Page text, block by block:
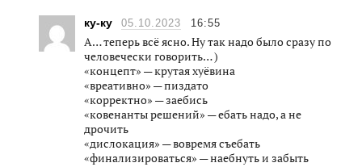
ку-ку 05.10.2023 16:55
А… теперь всё ясно. Ну так надо было сразу по
человечески говорить… )
«концепт» — крутая хуёвина
«вреативно» — пиздато
«корректно» — заебись
«ковенанты решений» — ебать надо, а не
дрочить
«дислокация» — вовремя съебать
«финализироваться» — наебнуть и забыть